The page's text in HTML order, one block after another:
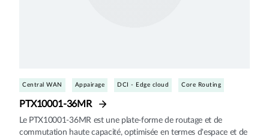
Central WAN Appairage DCI - Edge cloud Core Routing
PTX10001-36MR
Le PTX10001-36MR est une plate-forme de routage et de
commutation haute capacité, optimisée en termes d'espace et de